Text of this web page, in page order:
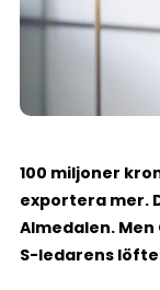
100 miljoner
exportera mer.
Almedalen.
S-ledarens